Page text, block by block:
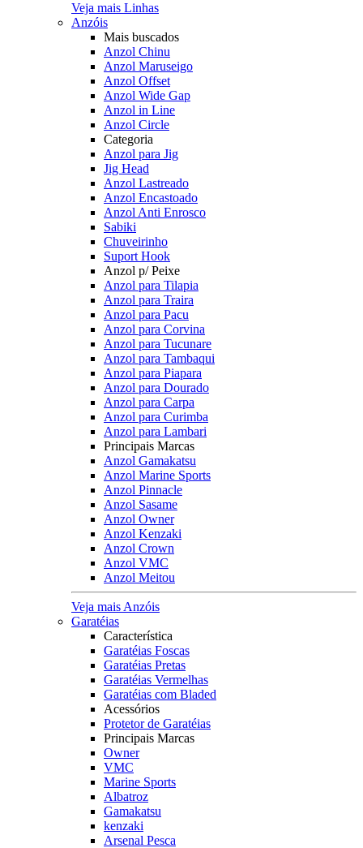
Veja mais Linhas
Anzóis
Mais buscados
Anzol Chinu
Anzol Maruseigo
Anzol Offset
Anzol Wide Gap
Anzol in Line
Anzol Circle
Categoria
Anzol para Jig
Jig Head
Anzol Lastreado
Anzol Encastoado
Anzol Anti Enrosco
Sabiki
Chuveirinho
Suport Hook
Anzol p/ Peixe
Anzol para Tilapia
Anzol para Traira
Anzol para Pacu
Anzol para Corvina
Anzol para Tucunare
Anzol para Tambaqui
Anzol para Piapara
Anzol para Dourado
Anzol para Carpa
Anzol para Curimba
Anzol para Lambari
Principais Marcas
Anzol Gamakatsu
Anzol Marine Sports
Anzol Pinnacle
Anzol Sasame
Anzol Owner
Anzol Kenzaki
Anzol Crown
Anzol VMC
Anzol Meitou
Veja mais Anzóis
Garatéias
Característica
Garatéias Foscas
Garatéias Pretas
Garatéias Vermelhas
Garatéias com Bladed
Acessórios
Protetor de Garatéias
Principais Marcas
Owner
VMC
Marine Sports
Albatroz
Gamakatsu
kenzaki
Arsenal Pesca